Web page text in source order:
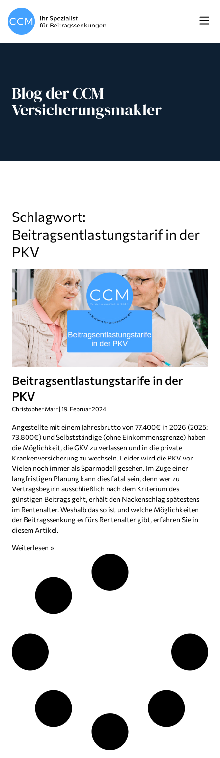
Blog der CCM
Versicherungsmakler
Schlagwort:
Beitragsentlastungstarif in der
PKV
Beitragsentlastungstarife in der
PKV
Christopher Marr 19. Februar 2024
Angestellte mit einem Jahresbrutto von 77.400€ in 2026 (2025:
73.800€) und Selbstständige (ohne Einkommensgrenze) haben
die Möglichkeit, die GKV zu verlassen und in die private
Krankenversicherung zu wechseln. Leider wird die PKV von
Vielen noch immer als Sparmodell gesehen. Im Zuge einer
langfristigen Planung kann dies fatal sein, denn wer zu
Vertragsbeginn ausschließlich nach dem Kriterium des
günstigen Beitrags geht, erhält den Nackenschlag spätestens
im Rentenalter. Weshalb das so ist und welche Möglichkeiten
der Beitragssenkung es fürs Rentenalter gibt, erfahren Sie in
diesem Artikel.
Weiterlesen »